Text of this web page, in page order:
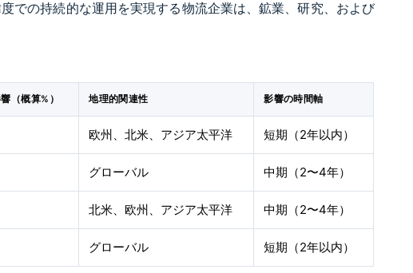
での持続的な運用を実現する物流企業は、鉱業、研究、および
（概算%） 地理的関連性 影響の時間軸
欧州、北米、アジア太平洋 短期（2年以内）
グローバル 中期（2〜4年）
北米、欧州、アジア太平洋 中期（2〜4年）
グローバル 短期（2年以内）